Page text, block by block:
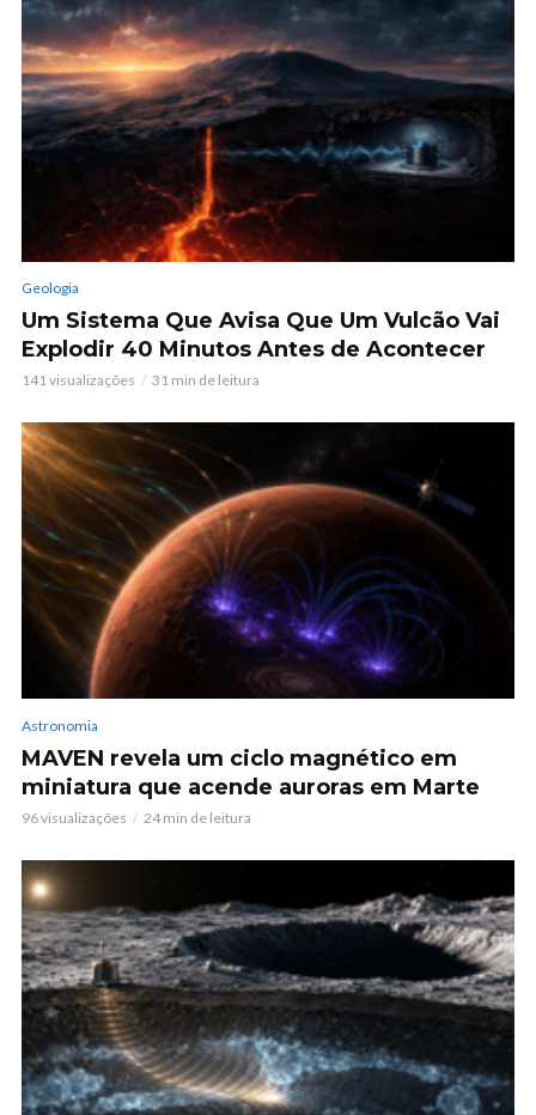
Geologia
Um Sistema Que Avisa Que Um Vulcão Vai
Explodir 40 Minutos Antes de Acontecer
141 visualizações 31 min de leitura
Astronomia
MAVEN revela um ciclo magnético em
miniatura que acende auroras em Marte
96 visualizações 24 min de leitura